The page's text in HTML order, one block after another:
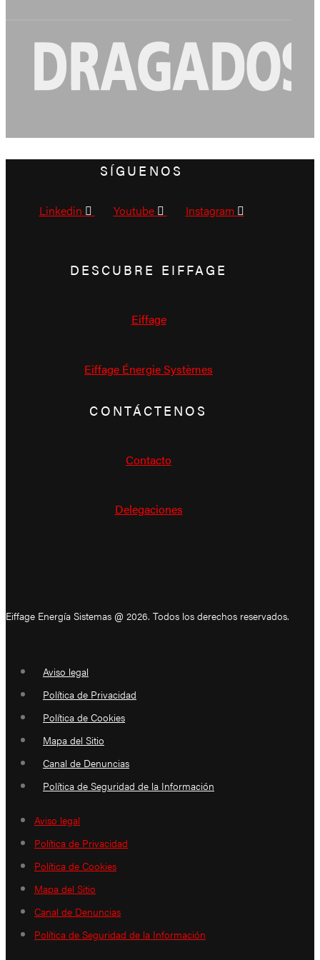
SÍGUENOS
Linkedin Youtube Instagram
DESCUBRE EIFFAGE
Eiffage
Eiffage Énergie Systèmes
CONTÁCTENOS
Contacto
Delegaciones
Eiffage Energía Sistemas @ 2026. Todos los derechos reservados.
Aviso legal
Política de Privacidad
Política de Cookies
Mapa del Sitio
Canal de Denuncias
Política de Seguridad de la Información
Aviso legal
Política de Privacidad
Política de Cookies
Mapa del Sitio
Canal de Denuncias
Política de Seguridad de la Información